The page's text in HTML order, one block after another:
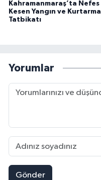
Kahramanmaraş’ta Nefes
Kesen Yangın ve Kurtarma
Tatbikatı
Yorumlar
Gönder